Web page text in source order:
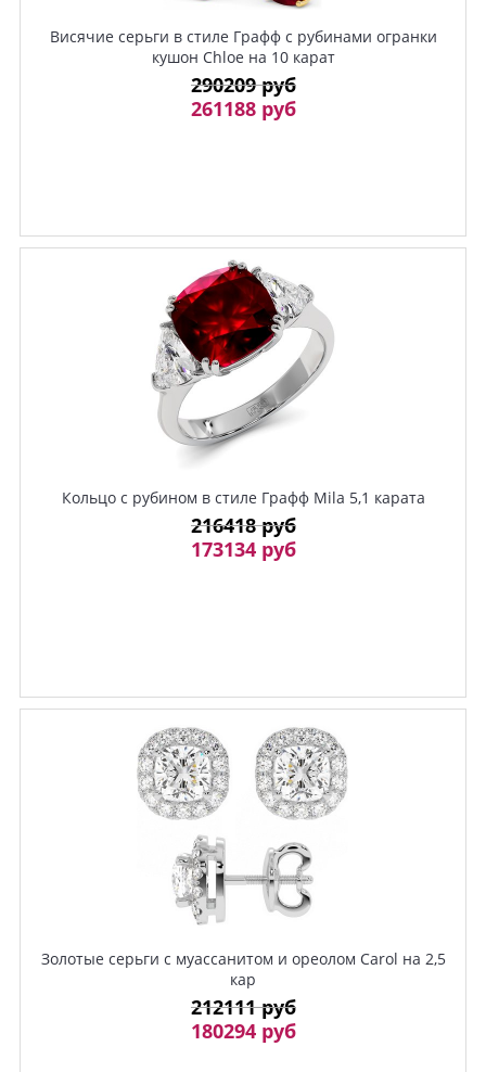
Висячие серьги в стиле Графф с рубинами огранки
кушон Chloe на 10 карат
290209 руб
261188 руб
Кольцо с рубином в стиле Графф Mila 5,1 карата
216418 руб
173134 руб
Золотые серьги с муассанитом и ореолом Carol на 2,5
кар
212111 руб
180294 руб